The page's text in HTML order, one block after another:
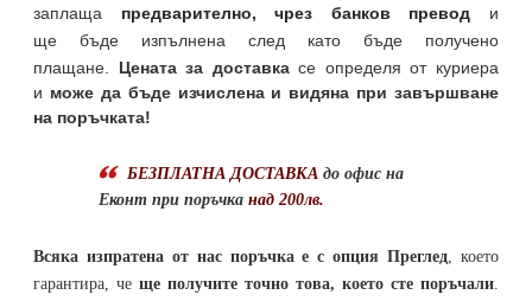
заплаща предварително, чрез банков превод и
ще бъде изпълнена след като бъде получено
плащане. Цената за доставкасе определя от куриера
и може да бъде изчислена и видяна при завършване
на поръчката!
БЕЗПЛАТНА ДОСТАВКА до офис на
Еконт при поръчка над 200лв.
Всяка изпратена от нас поръчка е с опция Преглед, което
гарантира, че ще получите точно това, което сте поръчали.